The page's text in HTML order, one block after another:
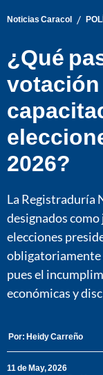
Noticias Caracol /
¿Qué
votación
2026?
La Registraduría
designados
elecciones
obligatoriamente
pues el
económicas y
Por: Heidy Carreño
11 de May, 2026